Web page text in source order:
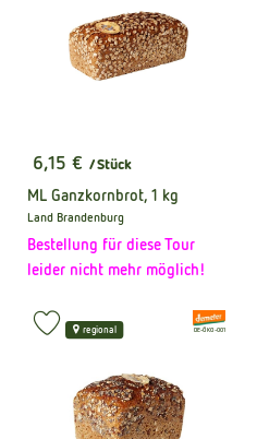
, Preis:
6,15 € / Stück
ML Ganzkornbrot, 1 kg
, Herkunft:
Land Brandenburg
Bestellung für diese Tour
leider nicht mehr möglich!
, Verband:
, Kontrollstelle:
DE-ÖKO-001
regional
Produkt zu Favouriten hinzufügen